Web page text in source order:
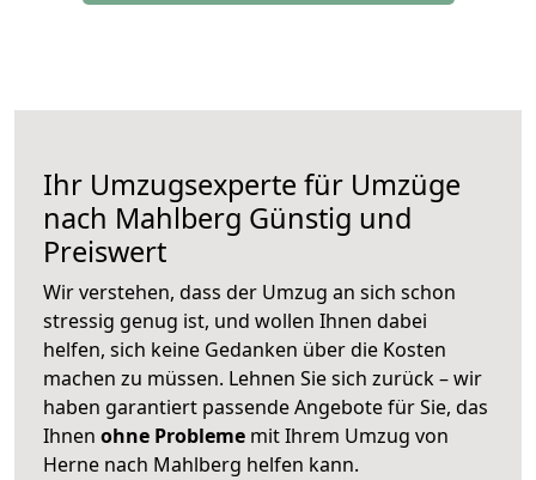
Ihr Umzugsexperte für Umzüge
nach Mahlberg Günstig und
Preiswert
Wir verstehen, dass der Umzug an sich schon
stressig genug ist, und wollen Ihnen dabei
helfen, sich keine Gedanken über die Kosten
machen zu müssen. Lehnen Sie sich zurück – wir
haben garantiert passende Angebote für Sie, das
Ihnen ohne Probleme mit Ihrem Umzug von
Herne nach Mahlberg helfen kann.